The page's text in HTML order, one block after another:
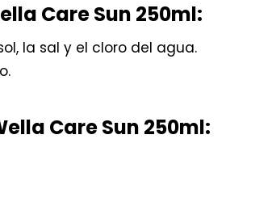
Care Sun 250ml:
la sal y el cloro del agua.
Care Sun 250ml: